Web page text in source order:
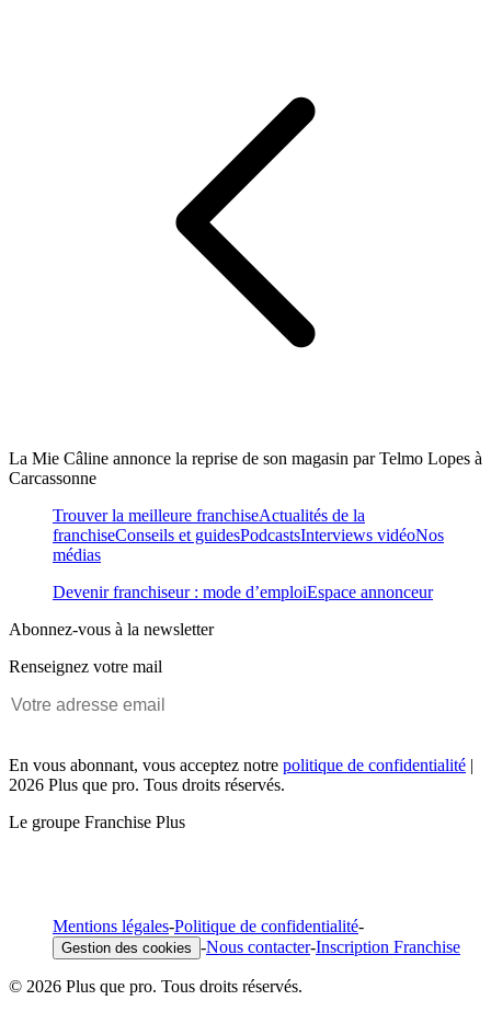
La Mie Câline annonce la reprise de son magasin par Telmo Lopes à
Carcassonne
Trouver la meilleure franchiseActualités de la
franchiseConseils et guidesPodcastsInterviews vidéoNos
médias
Devenir franchiseur : mode d’emploiEspace annonceur
Abonnez-vous à la newsletter
Renseignez votre mail
En vous abonnant, vous acceptez notre politique de confidentialité |
2026 Plus que pro. Tous droits réservés.
Le groupe Franchise Plus
Mentions légales-Politique de confidentialité-
Gestion des cookies -Nous contacter-Inscription Franchise
© 2026 Plus que pro. Tous droits réservés.